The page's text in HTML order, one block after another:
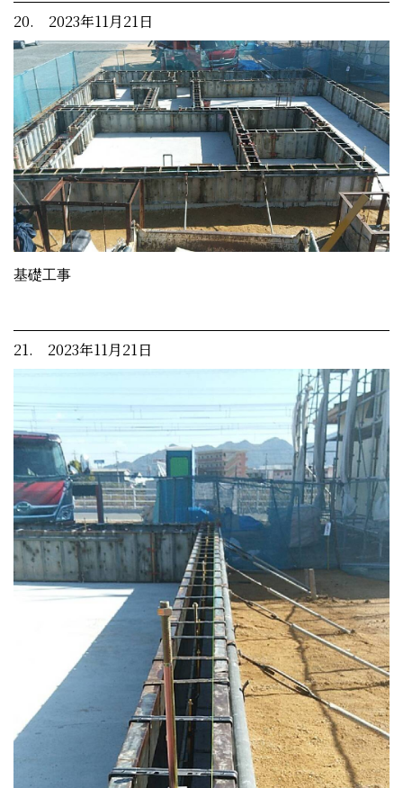
20. 2023年11月21日
基礎工事
21. 2023年11月21日